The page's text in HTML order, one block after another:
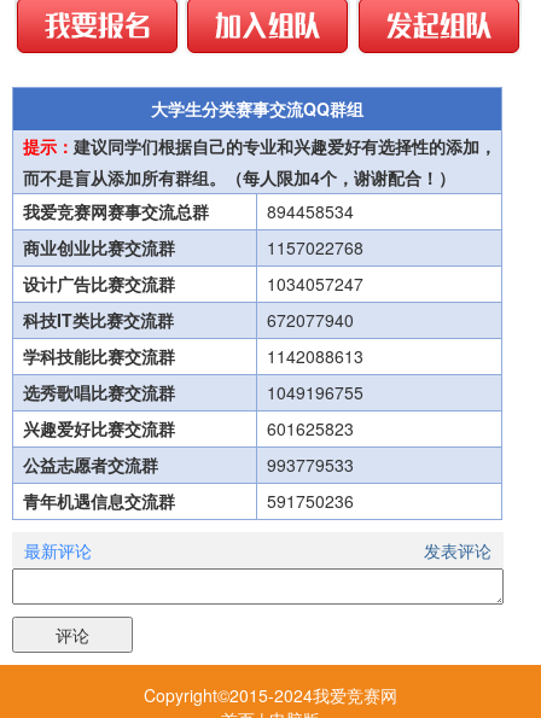
大学生分类赛事交流QQ群组
提示： 建议同学们根据自己的专业和兴趣爱好有选择性的添加，
而不是盲从添加所有群组。（每人限加4个，谢谢配合！）
我爱竞赛网赛事交流总群
894458534
商业创业比赛交流群
1157022768
设计广告比赛交流群
1034057247
科技IT类比赛交流群
672077940
学科技能比赛交流群
1142088613
选秀歌唱比赛交流群
1049196755
兴趣爱好比赛交流群
601625823
公益志愿者交流群
993779533
青年机遇信息交流群
591750236
发表评论
最新评论
Copyright©2015-2024我爱竞赛网